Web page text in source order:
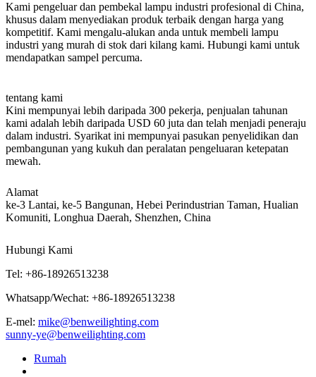
Kami pengeluar dan pembekal lampu industri profesional di China,
khusus dalam menyediakan produk terbaik dengan harga yang
kompetitif. Kami mengalu-alukan anda untuk membeli lampu
industri yang murah di stok dari kilang kami. Hubungi kami untuk
mendapatkan sampel percuma.
tentang kami
Kini mempunyai lebih daripada 300 pekerja, penjualan tahunan
kami adalah lebih daripada USD 60 juta dan telah menjadi peneraju
dalam industri. Syarikat ini mempunyai pasukan penyelidikan dan
pembangunan yang kukuh dan peralatan pengeluaran ketepatan
mewah.
Alamat
ke-3 Lantai, ke-5 Bangunan, Hebei Perindustrian Taman, Hualian
Komuniti, Longhua Daerah, Shenzhen, China
Hubungi Kami
Tel: +86-18926513238
Whatsapp/Wechat: +86-18926513238
E-mel: mike@benweilighting.com
sunny-ye@benweilighting.com
Rumah